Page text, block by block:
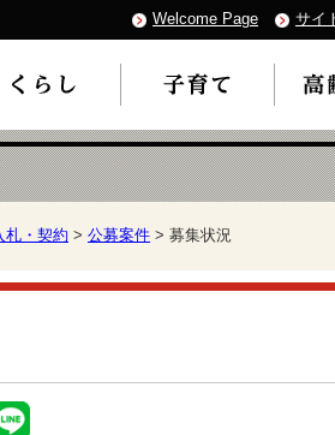
Welcome Page サイ
札・契約 > 公募案件 > 募集状況